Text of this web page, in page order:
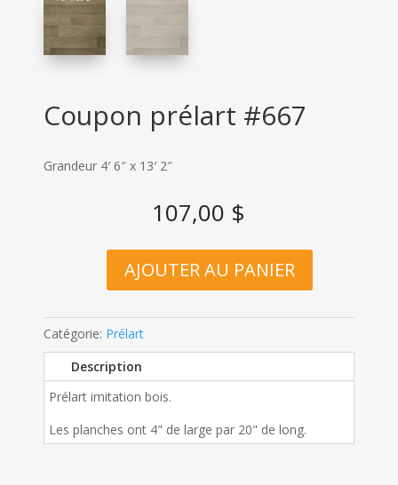
Coupon prélart #667
Grandeur 4′ 6″ x 13′ 2″
107,00 $
QUANTITÉ
COUPON
PRÉLART
#667
AJOUTER AU PANIER
Catégorie: Prélart
Description
Prélart imitation bois.
Les planches ont 4" de large par 20" de long.